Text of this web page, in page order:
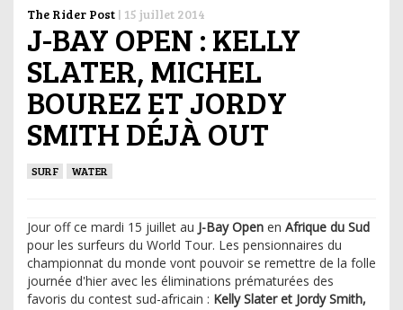
The Rider Post | 15 juillet 2014
J-BAY OPEN : KELLY
SLATER, MICHEL
BOUREZ ET JORDY
SMITH DÉJÀ OUT
SURF WATER
Jour off ce mardi 15 juillet au J-Bay Open en Afrique du Sud
pour les surfeurs du World Tour. Les pensionnaires du
championnat du monde vont pouvoir se remettre de la folle
journée d'hier avec les éliminations prématurées des
favoris du contest sud-africain : Kelly Slater et Jordy Smith,